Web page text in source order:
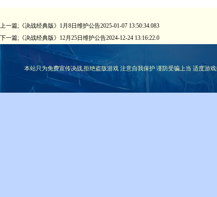
上一篇; 《决战经典版》1月8日维护公告2025-01-07 13:50:34.083
下一篇; 《决战经典版》12月25日维护公告2024-12-24 13:16:22.0
本站只为免费宣传决战,拒绝盗版游戏 注意自我保护 谨防受骗上当 适度游